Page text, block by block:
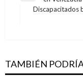
anteriorDiscapacitados
TAMBIÉN
$695 mil millones
Ariel Cabrera